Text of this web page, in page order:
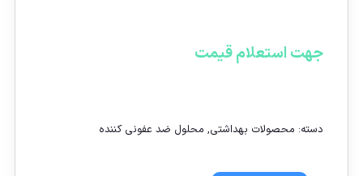
جهت استعلام قیمت
دسته: محصولات بهداشتی, محلول ضد عفونی کننده